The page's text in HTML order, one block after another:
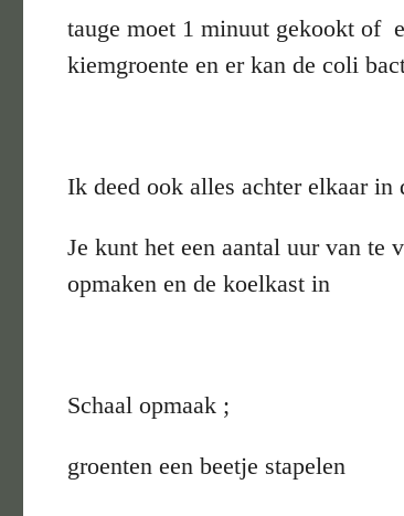
tauge moet 1 minuut gekookt of
kiemgroente en er kan de coli
Ik deed ook alles achter elkaar in
Je kunt het een aantal uur van te
opmaken en de koelkast in
Schaal opmaak ;
groenten een beetje stapelen